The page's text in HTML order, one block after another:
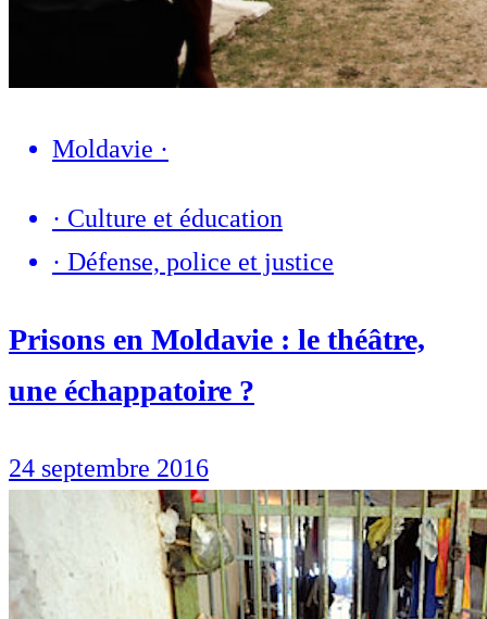
Moldavie ·
· Culture et éducation
· Défense, police et justice
Prisons en Moldavie : le théâtre,
une échappatoire ?
24 septembre 2016